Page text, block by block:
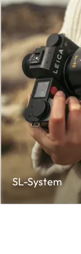
SL-System